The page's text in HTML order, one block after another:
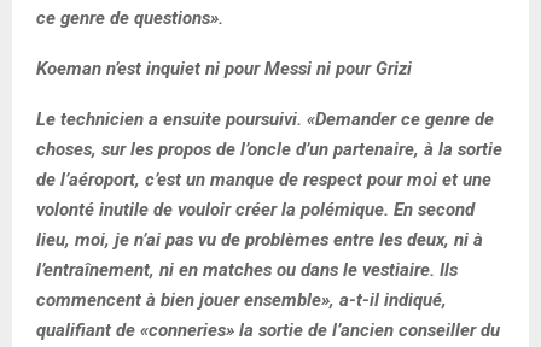
ce genre de questions».
Koeman n’est inquiet ni pour Messi ni pour Grizi
Le technicien a ensuite poursuivi. «Demander ce genre de
choses, sur les propos de l’oncle d’un partenaire, à la sortie
de l’aéroport, c’est un manque de respect pour moi et une
volonté inutile de vouloir créer la polémique. En second
lieu, moi, je n’ai pas vu de problèmes entre les deux, ni à
l’entraînement, ni en matches ou dans le vestiaire. Ils
commencent à bien jouer ensemble», a-t-il indiqué,
qualifiant de «conneries» la sortie de l’ancien conseiller du